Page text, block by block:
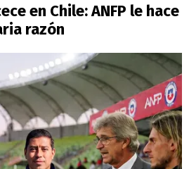
en Chile: ANFP le hace
razón